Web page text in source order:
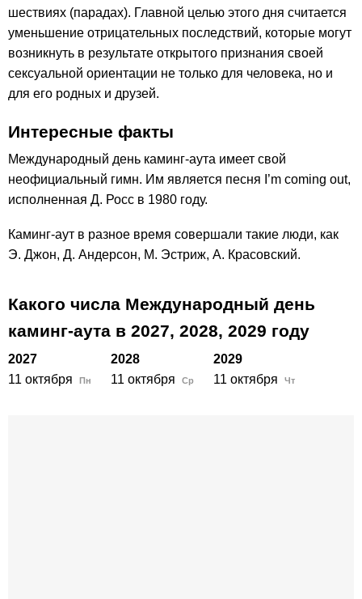
шествиях (парадах). Главной целью этого дня считается
уменьшение отрицательных последствий, которые могут
возникнуть в результате открытого признания своей
сексуальной ориентации не только для человека, но и
для его родных и друзей.
Интересные факты
Международный день каминг-аута имеет свой
неофициальный гимн. Им является песня I’m coming out,
исполненная Д. Росс в 1980 году.
Каминг-аут в разное время совершали такие люди, как
Э. Джон, Д. Андерсон, М. Эстриж, А. Красовский.
Какого числа Международный день
каминг-аута в 2027, 2028, 2029 году
2027 2028
2029
11 октября
Пн 11 октября Ср 11 октября Чт